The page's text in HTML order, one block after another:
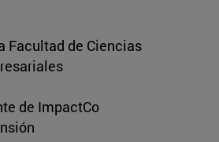
Facultad de Ciencias
de ImpactCo